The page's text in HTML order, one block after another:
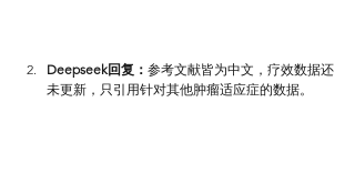
Deepseek回复： 参考文献皆为中文，疗效数据还
未更新，只引用针对其他肿瘤适应症的数据。